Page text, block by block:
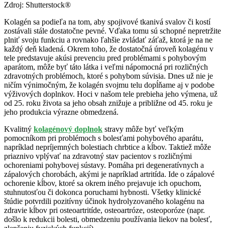
Zdroj: Shutterstock®
Kolagén sa podieľa na tom, aby spojivové tkanivá svalov či kostí
zostávali stále dostatočne pevné. Vďaka tomu sú schopné nepretržite
plniť svoju funkciu a rovnako ľahšie zvládať záťaž, ktorá je na ne
každý deň kladená. Okrem toho, že dostatočná úroveň kolagénu v
tele predstavuje akúsi prevenciu pred problémami s pohybovým
aparátom, môže byť táto látka i veľmi nápomocná pri rozličných
zdravotných problémoch, ktoré s pohybom súvisia. Dnes už nie je
ničím výnimočným, že kolagén svojmu telu dopĺňame aj v podobe
výživových doplnkov. Hoci v našom tele prebieha jeho výmena, už
od 25. roku života sa jeho obsah znižuje a približne od 45. roku je
jeho produkcia výrazne obmedzená.
Kvalitný kolagénový doplnok stravy môže byť veľkým
pomocníkom pri problémoch s bolesťami pohybového aparátu,
napríklad nepríjemných bolestiach chrbtice a kĺbov. Taktiež môže
priaznivo vplývať na zdravotný stav pacientov s rozličnými
ochoreniami pohybovej sústavy. Pomáha pri degeneratívnych a
zápalových chorobách, akými je napríklad artritída. Ide o zápalové
ochorenie kĺbov, ktoré sa okrem iného prejavuje ich opuchom,
stuhnutosťou či dokonca poruchami hybnosti. Všetky klinické
štúdie potvrdili pozitívny účinok hydrolyzovaného kolagénu na
zdravie kĺbov pri osteoartritíde, osteoartróze, osteoporóze (napr.
došlo k redukcii bolesti, obmedzeniu používania liekov na bolesť,